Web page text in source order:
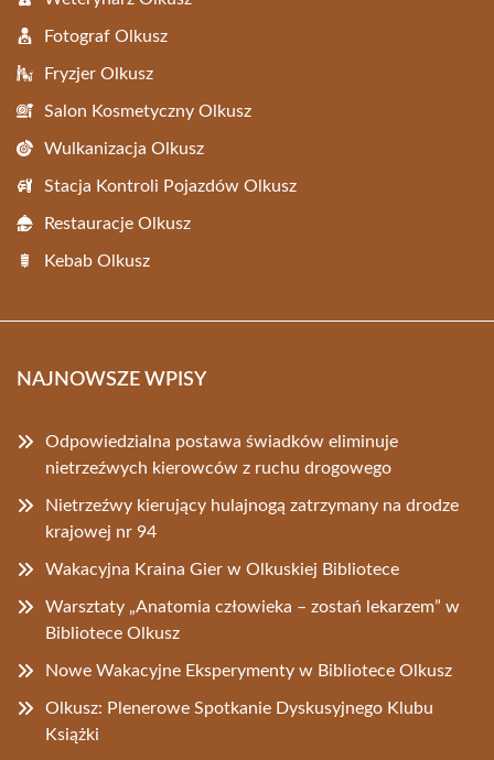
Fotograf Olkusz
Fryzjer Olkusz
Salon Kosmetyczny Olkusz
Wulkanizacja Olkusz
Stacja Kontroli Pojazdów Olkusz
Restauracje Olkusz
Kebab Olkusz
NAJNOWSZE WPISY
Odpowiedzialna postawa świadków eliminuje
nietrzeźwych kierowców z ruchu drogowego
Nietrzeźwy kierujący hulajnogą zatrzymany na drodze
krajowej nr 94
Wakacyjna Kraina Gier w Olkuskiej Bibliotece
Warsztaty „Anatomia człowieka – zostań lekarzem” w
Bibliotece Olkusz
Nowe Wakacyjne Eksperymenty w Bibliotece Olkusz
Olkusz: Plenerowe Spotkanie Dyskusyjnego Klubu
Książki